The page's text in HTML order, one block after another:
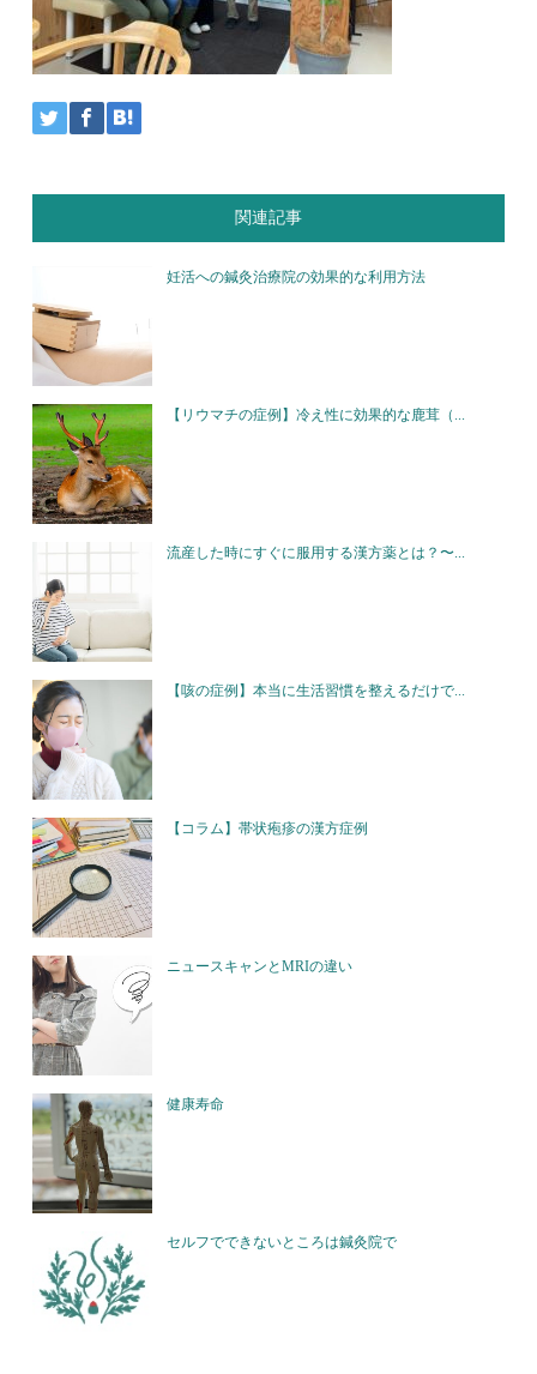
関連記事
妊活への鍼灸治療院の効果的な利用方法
【リウマチの症例】冷え性に効果的な鹿茸（...
流産した時にすぐに服用する漢方薬とは？〜...
【咳の症例】本当に生活習慣を整えるだけで...
【コラム】帯状疱疹の漢方症例
ニュースキャンとMRIの違い
健康寿命
セルフでできないところは鍼灸院で